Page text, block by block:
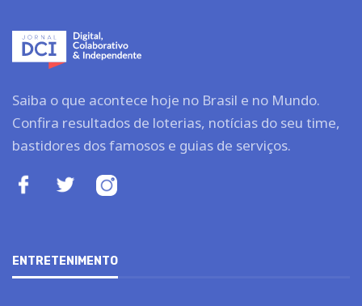
Saiba o que acontece hoje no Brasil e no Mundo.
Confira resultados de loterias, notícias do seu time,
bastidores dos famosos e guias de serviços.
ENTRETENIMENTO